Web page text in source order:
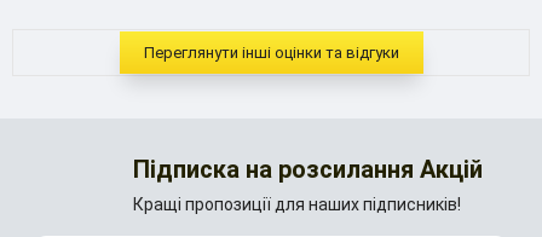
Переглянути інші оцінки та відгуки
Підписка на розсилання Акцій
Кращі пропозиції для наших підписників!